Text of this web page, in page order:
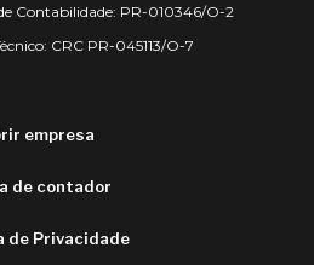
Contabilidade: PR-010346/O-2
CRC PR-045113/O-7
empresa
de contador
de Privacidade